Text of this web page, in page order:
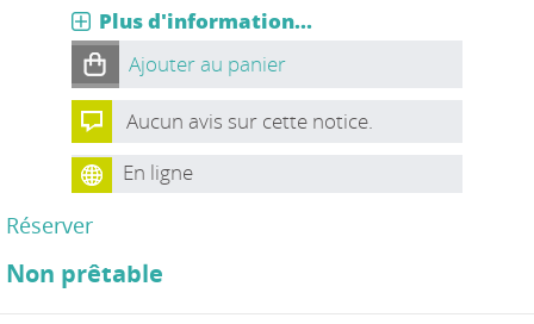
Plus d'information...
Ajouter au panier
Aucun avis sur cette notice.
En ligne
Réserver
Non prêtable